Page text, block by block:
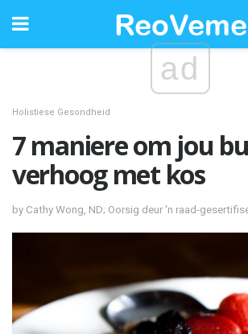
ad
Holistiese Gesondheid
7 maniere om jou
verhoog met kos
by Cathy Wong, ND; Oorsig deur 'n raad-